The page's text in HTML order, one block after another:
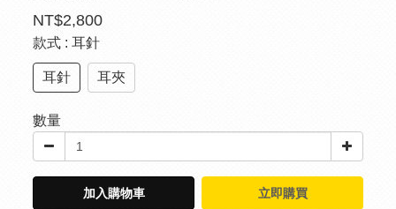
NT$2,800
款式 : 耳針
耳針 耳夾
數量
加入購物車 立即購買